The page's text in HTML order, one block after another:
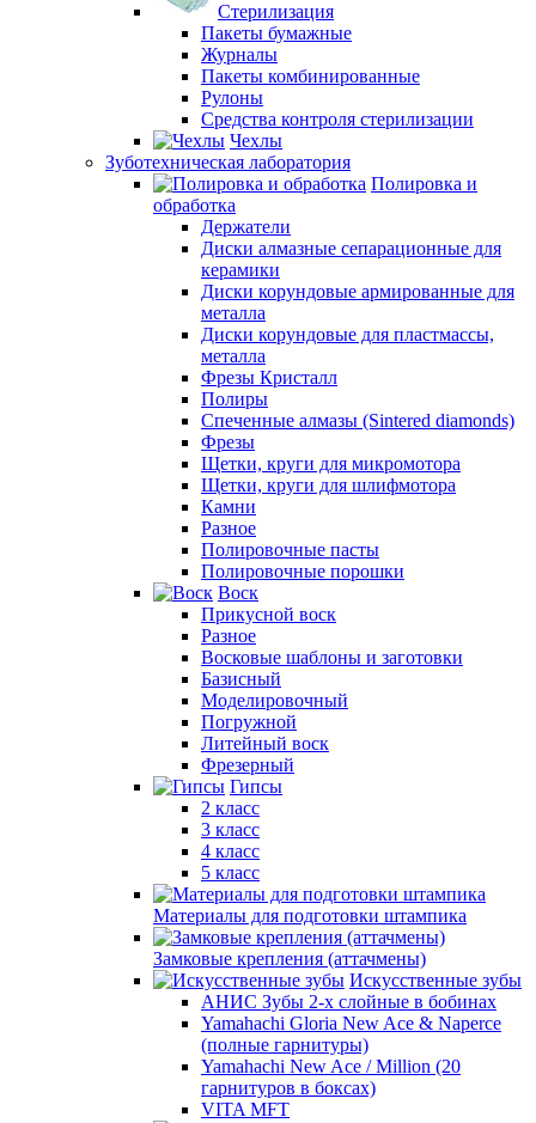
Стерилизация
Пакеты бумажные
Журналы
Пакеты комбинированные
Рулоны
Средства контроля стерилизации
Чехлы
Зуботехническая лаборатория
Полировка и
обработка
Держатели
Диски алмазные сепарационные для
керамики
Диски корундовые армированные для
металла
Диски корундовые для пластмассы,
металла
Фрезы Кристалл
Полиры
Спеченные алмазы (Sintered diamonds)
Фрезы
Щетки, круги для микромотора
Щетки, круги для шлифмотора
Камни
Разное
Полировочные пасты
Полировочные порошки
Воск
Прикусной воск
Разное
Восковые шаблоны и заготовки
Базисный
Моделировочный
Погружной
Литейный воск
Фрезерный
Гипсы
2 класс
3 класс
4 класс
5 класс
Материалы для подготовки штампика
Замковые крепления (аттачмены)
Искусственные зубы
АНИС Зубы 2-х слойные в бобинах
Yamahachi Gloria New Ace & Naperce
(полные гарнитуры)
Yamahachi New Ace / Million (20
гарнитуров в боксах)
VITA MFT